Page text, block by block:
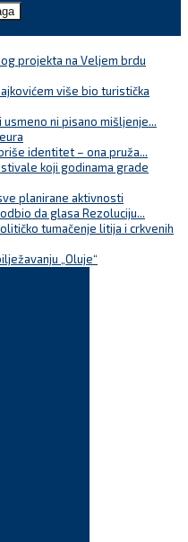
projekta na Veljem brdu
više bio turistička
usmeno ni pisano mišljenje...
identitet – ona pruža...
koji godinama grade
planirane aktivnosti
da glasa Rezoluciju...
tumačenje litija i crkvenih
„Oluje“